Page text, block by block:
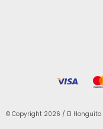
© Copyright 2026 / El Honguito